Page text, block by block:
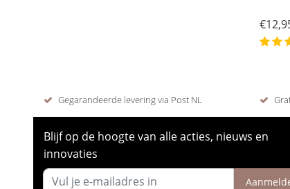
Gegarandeerde levering via Post NL
Blijf op de hoogte van alle acties, nieuws en
innovaties